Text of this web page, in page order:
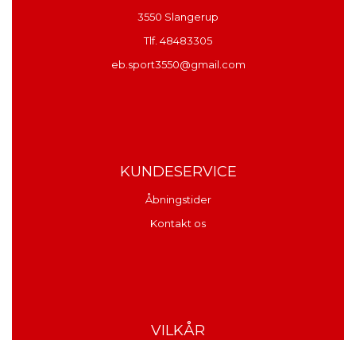
3550 Slangerup
Tlf. 48483305
eb.sport3550@gmail.com
KUNDESERVICE
Åbningstider
Kontakt os
VILKÅR